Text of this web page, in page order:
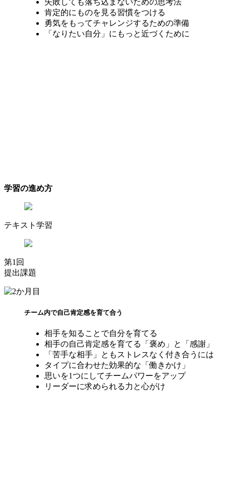
失敗しても落ち込まないための思考法
肯定的にものを見る習慣をつける
勇気をもってチャレンジするための準備
「なりたい自分」にもっと近づくために
学習の進め方
テキスト学習
第1回
提出課題
チーム内で自己肯定感を育て合う
相手を知ることで自分を育てる
相手の自己肯定感を育てる「褒め」と「感謝」
「苦手な相手」ともストレスなく付き合うには
タイプに合わせた効果的な「働きかけ」
思いを1つにしてチームパワーをアップ
リーダーに求められる力と心がけ